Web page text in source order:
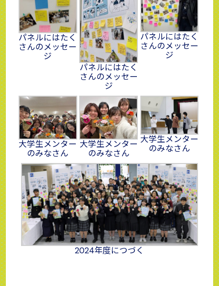
パネルにはたく
さんのメッセー
ジ
パネルにはたく
さんのメッセー
ジ
パネルにはたく
さんのメッセー
ジ
大学生メンター
のみなさん
大学生メンター
のみなさん
大学生メンター
のみなさん
2024年度につづく